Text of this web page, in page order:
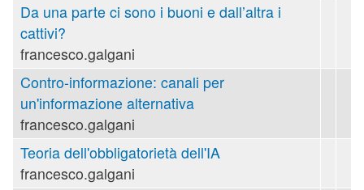
Da una parte ci sono i buoni e dall’altra i
cattivi?
francesco.galgani
Contro-informazione: canali per
un'informazione alternativa
francesco.galgani
Teoria dell'obbligatorietà dell'IA
francesco.galgani